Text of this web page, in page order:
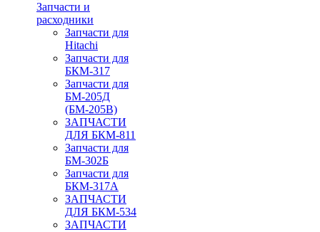
Запчасти и
расходники
Запчасти для
Hitachi
Запчасти для
БКМ-317
Запчасти для
БМ-205Д
(БМ-205В)
ЗАПЧАСТИ
ДЛЯ БКМ-811
Запчасти для
БМ-302Б
Запчасти для
БКМ-317А
ЗАПЧАСТИ
ДЛЯ БКМ-534
ЗАПЧАСТИ